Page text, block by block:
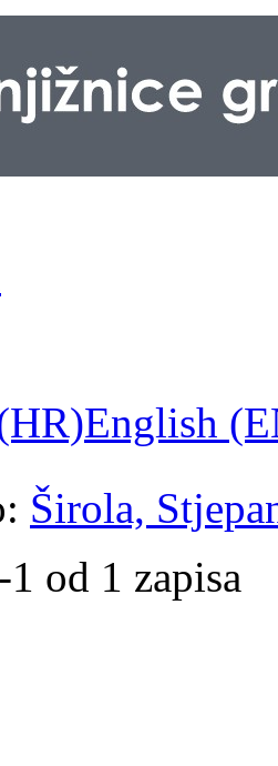
English
Širola,
od 1 zapisa